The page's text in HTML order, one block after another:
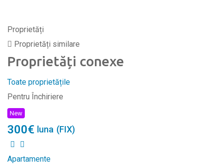
Proprietăți
Proprietăți similare
Proprietăți conexe
Toate proprietățile
Pentru Închiriere
New
300€ luna (FIX)
Apartamente